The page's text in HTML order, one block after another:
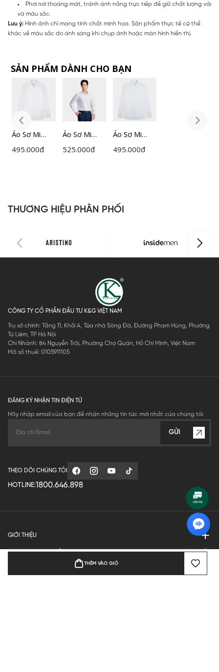
THÊM VÀO GIỎ
Phơi nơi thoáng mát, tránh ánh nắng trực tiếp để giữ chất lượng vải
và màu sắc.
Lưu ý: Hình ảnh chỉ mang tính chất minh họa. Sản phẩm thực tế có thể
khác về màu sắc do ánh sáng khi chụp ảnh hoặc màn hình hiển thị.
SẢN PHẨM DÀNH CHO BẠN
Áo Sơ Mi
Nam
495.000đ
Áo Sơ Mi
Nam Trắng
525.000đ
Áo Sơ Mi
Nam
495.000đ
THƯƠNG HIỆU PHÂN PHỐI
CÔNG TY CỔ PHẦN ĐẦU TƯ K&G VIỆT NAM
Trụ sở chính: Tầng 11, Khối A, Tòa nhà Sông Đà, Đường Phạm Hùng, Phường
Từ Liêm, TP Hà Nội
Chi Nhánh: 84 Nguyễn Trãi, Phường Chợ Quán, Hồ Chí Minh, Việt Nam
Mã số thuế: 0105911105
ĐĂNG KÝ NHẬN TIN ĐIỆN TỬ
Hãy nhập email của bạn để nhận những tin tức mới nhất của chúng tôi
GỬI
THEO DÕI CHÚNG TÔI
HOTLINE:1800.646.898
GIỚI THIỆU
QUY ĐỊNH HOẠT ĐỘNG